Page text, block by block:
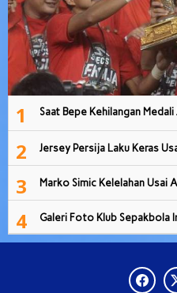
1 Saat Bepe Kehilangan Medali
2 Jersey Persija Laku Keras
3 Marko Simic Kelelahan Usai
4 Galeri Foto Klub Sepakbola